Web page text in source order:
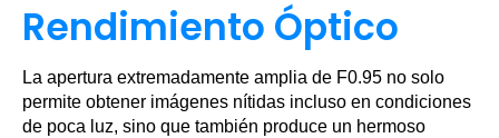
Rendimiento Óptico
La apertura extremadamente amplia de F0.95 no solo
permite obtener imágenes nítidas incluso en condiciones
de poca luz, sino que también produce un hermoso